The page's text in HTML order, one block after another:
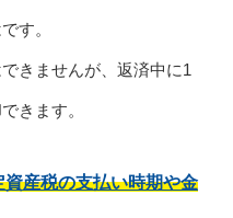
す。
きませんが、返済中に1
きます。
産税の支払い時期や金